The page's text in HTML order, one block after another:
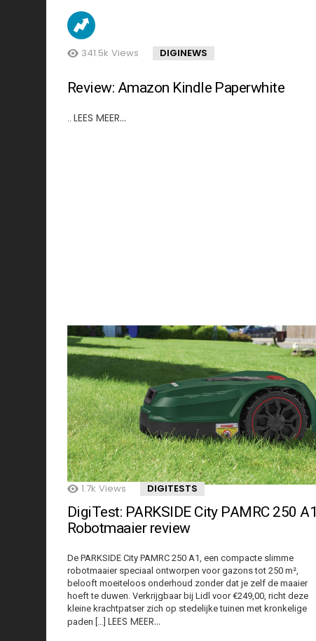
341.5k Views DIGINEWS
Review: Amazon Kindle Paperwhite
.. LEES MEER…
1.7k Views DIGITESTS
DigiTest: PARKSIDE City PAMRC 250 A1
Robotmaaier review
De PARKSIDE City PAMRC 250 A1, een compacte slimme
robotmaaier speciaal ontworpen voor gazons tot 250 m²,
belooft moeiteloos onderhoud zonder dat je zelf de maaier
hoeft te duwen. Verkrijgbaar bij Lidl voor €249,00, richt deze
kleine krachtpatser zich op stedelijke tuinen met kronkelige
paden […] LEES MEER…